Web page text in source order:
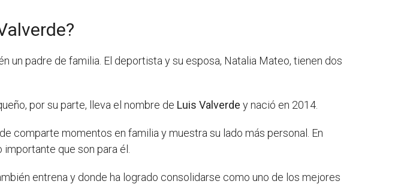
un padre de familia. El deportista y su esposa, Natalia Mateo, tienen dos
por su parte, lleva el nombre de Luis Valverde y nació en 2014.
comparte momentos en familia y muestra su lado más personal. En
que son para él.
entrena y donde ha logrado consolidarse como uno de los mejores